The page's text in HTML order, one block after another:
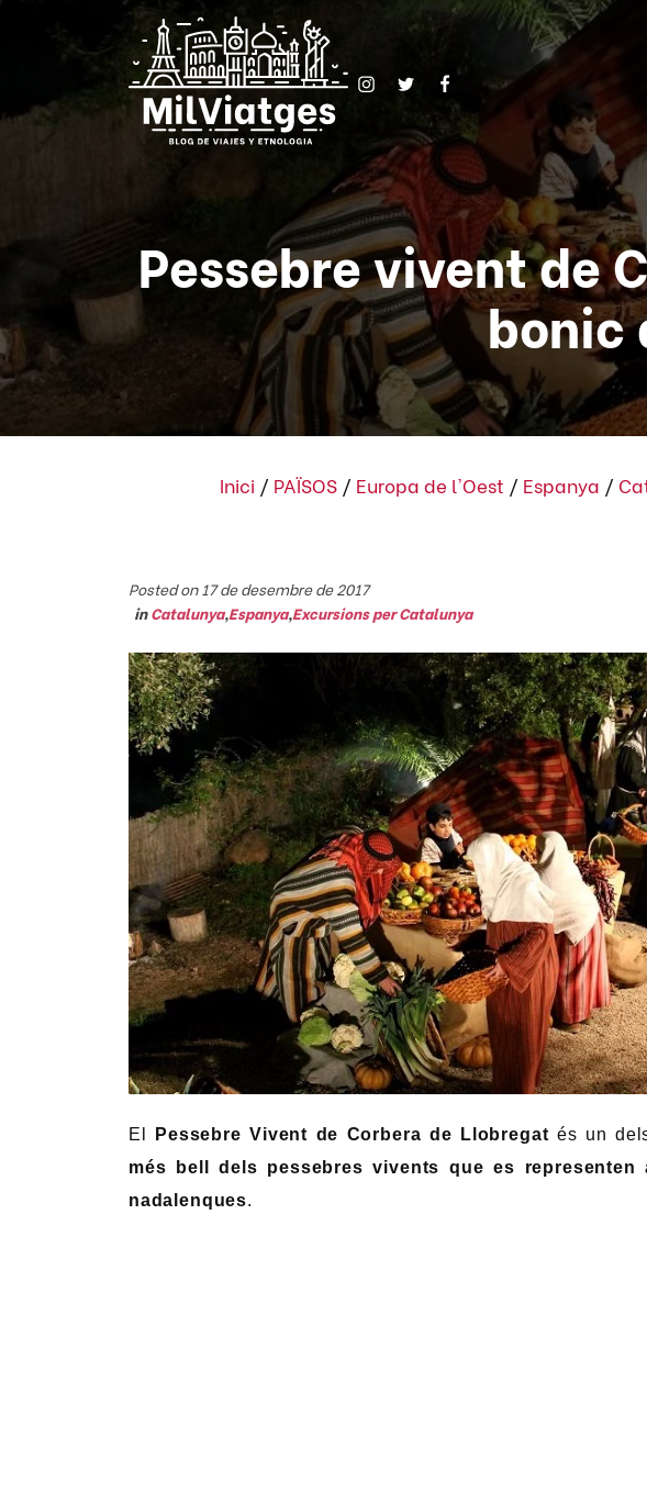
Pessebre vivent de
bonic
Inici / PAÏSOS / Europa de l'Oest / Espanya /
Posted on 17 de desembre de 2017
inCatalunya,Espanya,Excursions per Catalunya
El Pessebre Vivent de Corbera de Llobregat és un
més bell dels pessebres vivents que es
nadalenques.